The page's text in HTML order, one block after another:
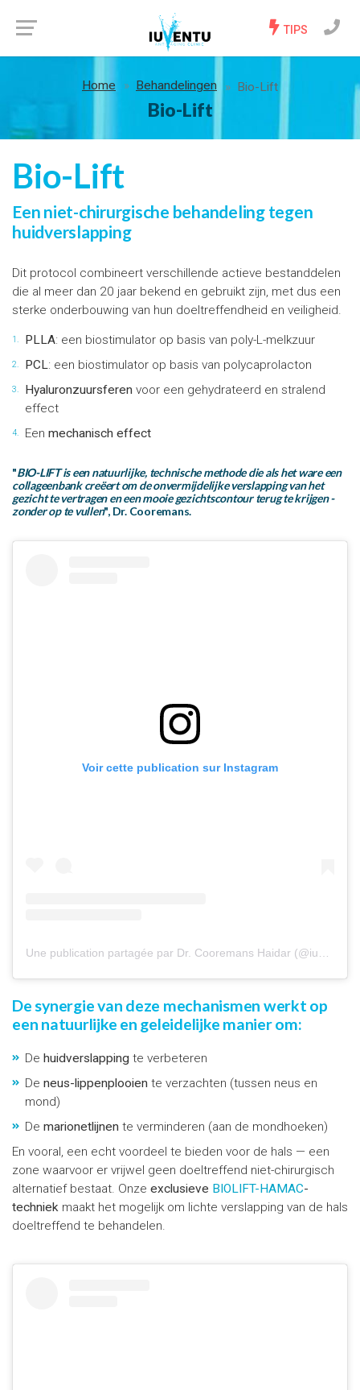
TIPS
Home Behandelingen Bio-Lift
Bio-Lift
Bio-Lift
Een niet-chirurgische behandeling tegen
huidverslapping
Dit protocol combineert verschillende actieve bestanddelen
die al meer dan 20 jaar bekend en gebruikt zijn, met dus een
sterke onderbouwing van hun doeltreffendheid en veiligheid.
1. PLLA: een biostimulator op basis van poly-L-melkzuur
2. PCL: een biostimulator op basis van polycaprolacton
3. Hyaluronzuursferen voor een gehydrateerd en stralend
effect
4. Een mechanisch effect
"BIO-LIFT is een natuurlijke, technische methode die als het ware een
collageenbank creëert om de onvermijdelijke verslapping van het
gezicht te vertragen en een mooie gezichtscontour terug te krijgen -
zonder op te vullen", Dr. Cooremans.
Voir cette publication sur Instagram
Une publication partagée par Dr. Cooremans Haidar (@iuventu.clinic)
De synergie van deze mechanismen werkt op
een natuurlijke en geleidelijke manier om:
De huidverslapping te verbeteren
De neus-lippenplooien te verzachten (tussen neus en
mond)
De marionetlijnen te verminderen (aan de mondhoeken)
En vooral, een echt voordeel te bieden voor de hals — een
zone waarvoor er vrijwel geen doeltreffend niet-chirurgisch
alternatief bestaat. Onze exclusieve BIOLIFT-HAMAC-
techniek maakt het mogelijk om lichte verslapping van de hals
doeltreffend te behandelen.